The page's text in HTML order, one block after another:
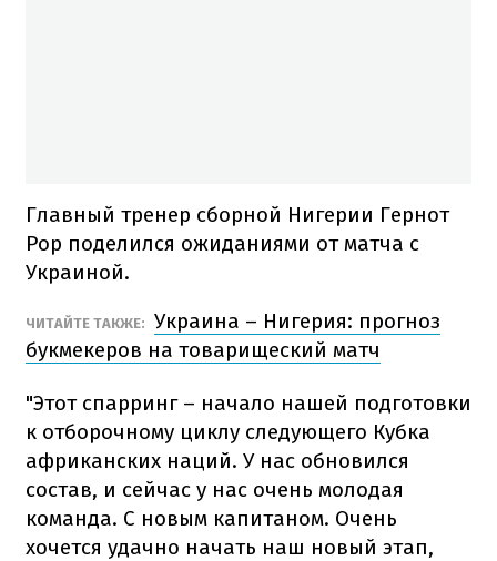
Главный тренер сборной Нигерии Гернот
Рор поделился ожиданиями от матча с
Украиной.
ЧИТАЙТЕ ТАКЖЕ: Украина – Нигерия: прогноз
букмекеров на товарищеский матч
"Этот спарринг – начало нашей подготовки
к отборочному циклу следующего Кубка
африканских наций. У нас обновился
состав, и сейчас у нас очень молодая
команда. С новым капитаном. Очень
хочется удачно начать наш новый этап,